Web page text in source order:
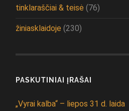
tinklaraščiai & teisė (76)
žiniasklaidoje (230)
PASKUTINIAI ĮRAŠAI
„Vyrai kalba“ – liepos 31 d. laida